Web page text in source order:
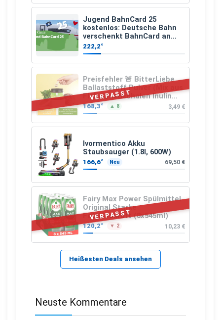
Jugend BahnCard 25
kostenlos: Deutsche Bahn
verschenkt BahnCard an
Kinder und Jugendliche
222,2°
VERPASST
Preisfehler 🚨 BitterLiebe
Ballaststoff Pulver (Mix aus
Flohsamenschalen Inulin
(Präbiotika) Leinsamen &
Apfelfaser)
168,3° ▲ 8 3,49 €
Ivormentico Akku
Staubsauger (1.8l, 600W)
166,6° Neu 69,50 €
VERPASST
Fairy Max Power Spülmittel
Original Starke
Fettlösekraft (8x545ml)
120,2° ▼ 2 10,23 €
Heißesten Deals ansehen
Neuste Kommentare